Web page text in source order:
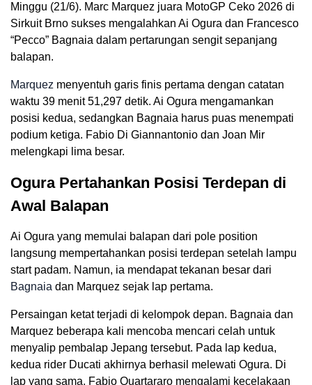
Minggu (21/6). Marc Marquez juara MotoGP Ceko 2026 di
Sirkuit Brno sukses mengalahkan Ai Ogura dan Francesco
“Pecco” Bagnaia dalam pertarungan sengit sepanjang
balapan.
Marquez menyentuh garis finis pertama dengan catatan
waktu 39 menit 51,297 detik. Ai Ogura mengamankan
posisi kedua, sedangkan Bagnaia harus puas menempati
podium ketiga. Fabio Di Giannantonio dan Joan Mir
melengkapi lima besar.
Ogura Pertahankan Posisi Terdepan di
Awal Balapan
Ai Ogura yang memulai balapan dari pole position
langsung mempertahankan posisi terdepan setelah lampu
start padam. Namun, ia mendapat tekanan besar dari
Bagnaia dan Marquez sejak lap pertama.
Persaingan ketat terjadi di kelompok depan. Bagnaia dan
Marquez beberapa kali mencoba mencari celah untuk
menyalip pembalap Jepang tersebut. Pada lap kedua,
kedua rider Ducati akhirnya berhasil melewati Ogura. Di
lap yang sama, Fabio Quartararo mengalami kecelakaan